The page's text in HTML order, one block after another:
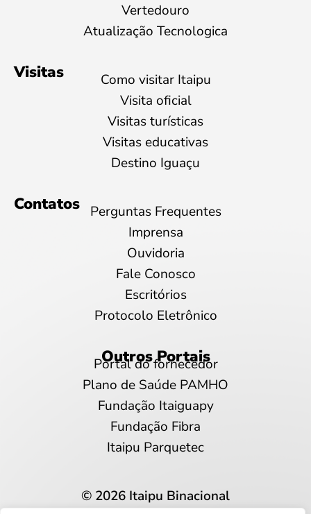
Vertedouro
Atualização Tecnologica
Visitas
Como visitar Itaipu
Visita oficial
Visitas turísticas
Visitas educativas
Destino Iguaçu
Contatos
Perguntas Frequentes
Imprensa
Ouvidoria
Fale Conosco
Escritórios
Protocolo Eletrônico
Outros Portais
Portal do fornecedor
Plano de Saúde PAMHO
Fundação Itaiguapy
Fundação Fibra
Itaipu Parquetec
© 2026 Itaipu Binacional